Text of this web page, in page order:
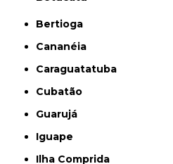
Bertioga
Cananéia
Caraguatatuba
Cubatão
Guarujá
Iguape
Ilha Comprida